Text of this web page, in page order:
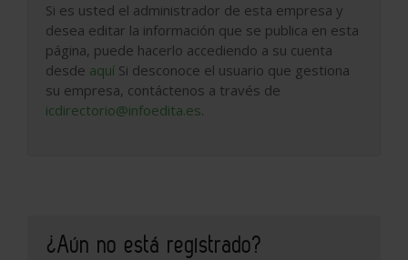
Si es usted el administrador de esta empresa y
desea editar la información que se publica en esta
página, puede hacerlo accediendo a su cuenta
desde aquí Si desconoce el usuario que gestiona
su empresa, contáctenos a través de
icdirectorio@infoedita.es.
¿Aún no está registrado?